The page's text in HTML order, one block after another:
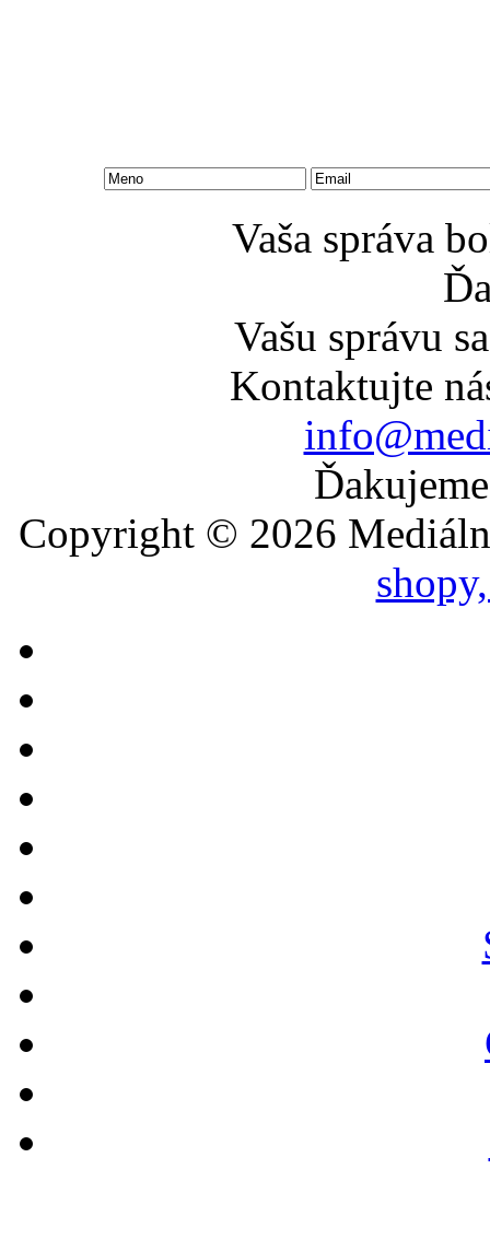
Vaša správa
Vašu správu
Kontaktujte
Copyright © 2026